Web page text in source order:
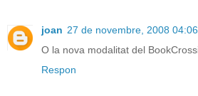
joan 27 de novembre, 2008 04:06
O la nova modalitat del
Respon